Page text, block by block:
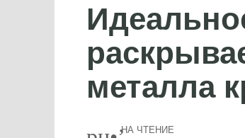
металла
НА ЧТЕНИЕ